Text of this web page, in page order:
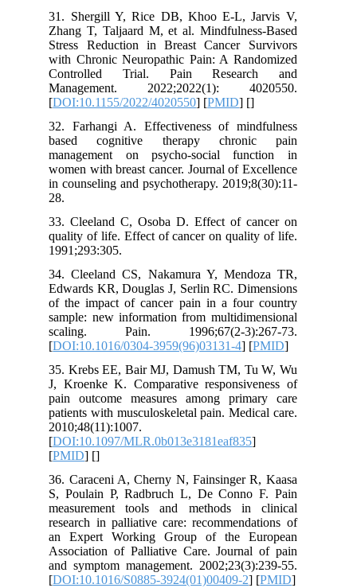
31. Shergill Y, Rice DB, Khoo E-L, Jarvis V,
Zhang T, Taljaard M, et al. Mindfulness‐Based
Stress Reduction in Breast Cancer Survivors
with Chronic Neuropathic Pain: A Randomized
Controlled Trial. Pain Research and
Management. 2022;2022(1): 4020550.
[DOI:10.1155/2022/4020550] [PMID] [
32. Farhangi A. Effectiveness of mindfulness
based cognitive therapy chronic pain
management on psycho-social function in
women with breast cancer. Journal of Excellence
in counseling and psychotherapy. 2019;8(30):11-
28.
33. Cleeland C, Osoba D. Effect of cancer on
quality of life. Effect of cancer on quality of life.
1991;293:305.
34. Cleeland CS, Nakamura Y, Mendoza TR,
Edwards KR, Douglas J, Serlin RC. Dimensions
of the impact of cancer pain in a four country
sample: new information from multidimensional
scaling. Pain. 1996;67(2-3):267-73.
[DOI:10.1016/0304-3959(96)03131-4] [PMID
35. Krebs EE, Bair MJ, Damush TM, Tu W, Wu
J, Kroenke K. Comparative responsiveness of
pain outcome measures among primary care
patients with musculoskeletal pain. Medical care.
2010;48(11):1007.
[DOI:10.1097/MLR.0b013e3181eaf835
[PMID] [
36. Caraceni A, Cherny N, Fainsinger R, Kaasa
S, Poulain P, Radbruch L, De Conno F. Pain
measurement tools and methods in clinical
research in palliative care: recommendations of
an Expert Working Group of the European
Association of Palliative Care. Journal of pain
and symptom management. 2002;23(3):239-55.
[DOI:10.1016/S0885-3924(01)00409-2] [PMID